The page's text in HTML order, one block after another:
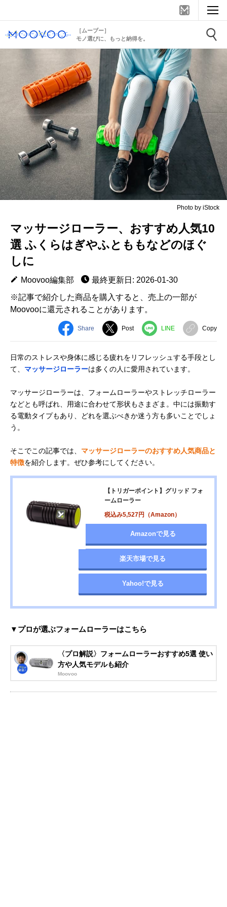
［ムーブー］
モノ選びに、もっと納得を。
Photo by iStock
マッサージローラー、おすすめ人気10
選 ふくらはぎやふとももなどのほぐ
しに
Moovoo編集部
最終更新日: 2026-01-30
※記事で紹介した商品を購入すると、売上の一部が
Moovooに還元されることがあります。
Share Post LINE Copy
日常のストレスや身体に感じる疲れをリフレッシュする手段とし
て、 マッサージローラーは多くの人に愛用されています。
マッサージローラーは、フォームローラーやストレッチローラー
などとも呼ばれ、用途に合わせて形状もさまざま。中には振動す
る電動タイプもあり、どれを選ぶべきか迷う方も多いことでしょ
う。
そこでこの記事では、 マッサージローラーのおすすめ人気商品と
特徴を紹介します。ぜひ参考にしてください。
【トリガーポイント】グリッド フォ
ームローラー
税込み5,527円（Amazon）
Amazonで見る
楽天市場で見る
Yahoo!で見る
▼プロが選ぶフォームローラーはこちら
〈プロ解説〉フォームローラーおすすめ5選 使い
方や人気モデルも紹介
Moovoo